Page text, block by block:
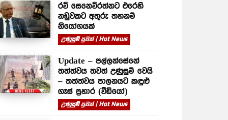
රවි සෙනෙවිරත්නට එරෙහි
නඩුවකට අතුරු තහනම්
නියෝගයක්
උණුසුම් පුවත් | Hot News
Update – පල්ලන්සේනේ
තත්ත්වය තවත් උණුසුම් වෙයි
– තත්ත්වය පාලනයට කඳුළු
ගෑස් ප්‍රහාර (වීඩියෝ)
උණුසුම් පුවත් | Hot News